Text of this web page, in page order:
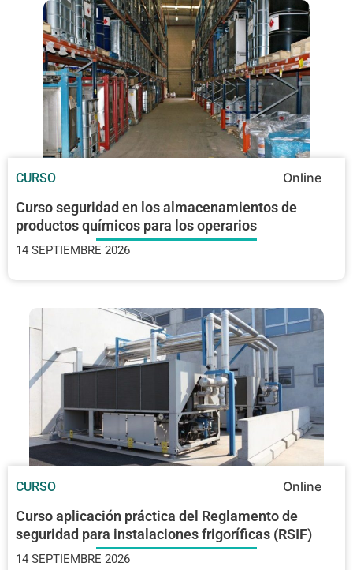
CURSO Online
Curso seguridad en los almacenamientos de
productos químicos para los operarios
14 SEPTIEMBRE 2026
CURSO Online
Curso aplicación práctica del Reglamento de
seguridad para instalaciones frigoríficas (RSIF)
14 SEPTIEMBRE 2026